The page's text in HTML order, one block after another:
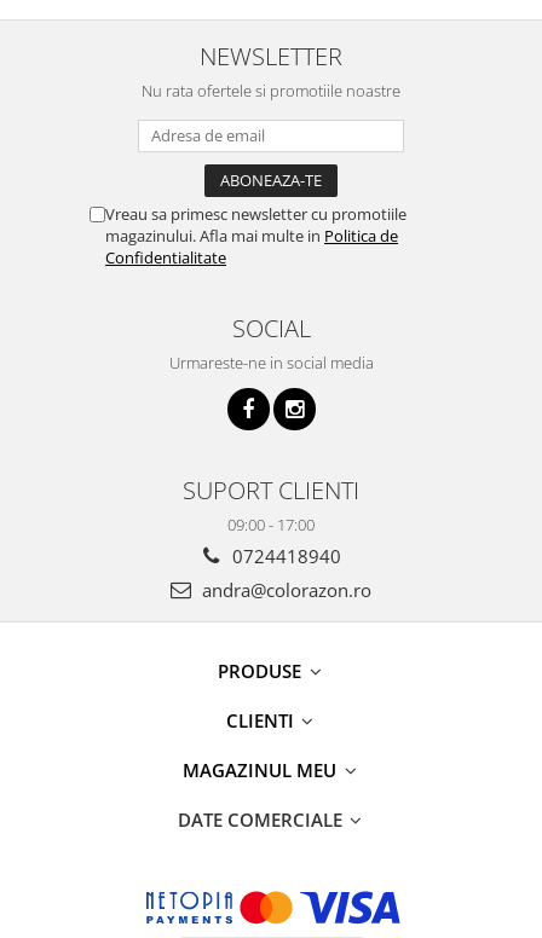
NEWSLETTER
Nu rata ofertele si promotiile noastre
Vreau sa primesc newsletter cu promotiile
magazinului. Afla mai multe in Politica de
Confidentialitate
SOCIAL
Urmareste-ne in social media
SUPORT CLIENTI
09:00 - 17:00
0724418940
andra@colorazon.ro
PRODUSE
CLIENTI
MAGAZINUL MEU
DATE COMERCIALE